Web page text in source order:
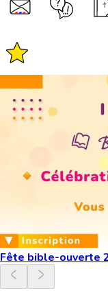
Fête bible-ouverte